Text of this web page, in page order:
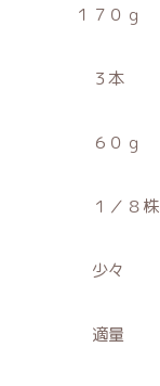
７０ｇ
３本
６０ｇ
１／８株
々
適量